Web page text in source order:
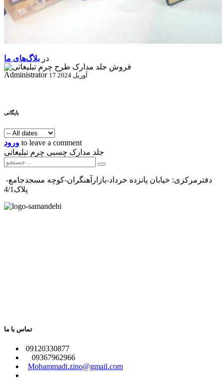
در بلاگ‌های ما
Administrator
17 آوریل 2024
بایگانی
ورود to leave a comment
جلد مدارک چسبی چرم تبلیغاتی
پلاک4/1
تماس با ما
​09120330877
09367962966
Mohammadi.zino@gmail.com